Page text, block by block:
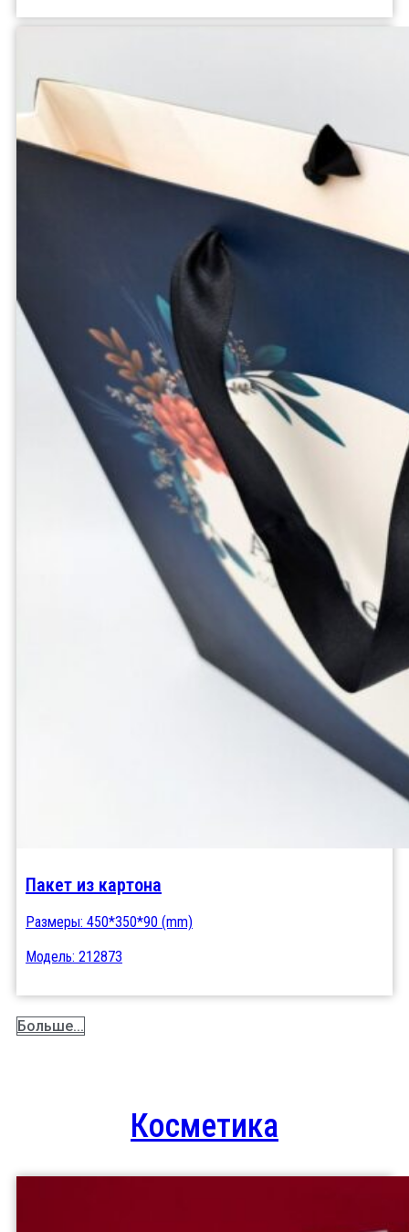
Пакет из картона
Размеры: 450*350*90 (mm)
Модель: 212873
Больше...
Косметика